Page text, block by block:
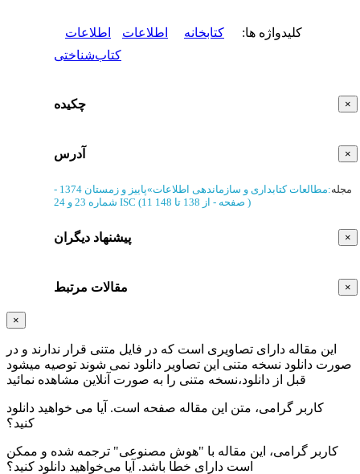
کلیدواژه ها: کتابخانه اطلاعات
اطلاعات
کتاب‌شناختی
× چکیده
× آدرس
مجله:مطالعات کتابداری و سازماندهی اطلاعات»
پاییز و زمستان 1374 -
شماره 23 و 24 ISC (‎11 صفحه - )
× پیشنهاد دیگران
× مقالات مرتبط
×
این مقاله دارای تصاویری است که در فایل متنی قرار ندارند و در
صورت دانلود نسخه متنی این تصاویر دانلود نمی شوند توصیه میشود
قبل از دانلود،نسخه متنی را به صورت آنلاین مشاهده نمائید
کاربر گرامی، متن این مقاله
صفحه است. آیا می خواهید دانلود
کنید؟
کاربر گرامی، این مقاله با "هوش مصنوعی" ترجمه شده و ممکن
است دارای خطا باشد. آیا می‌خواهید دانلود کنید؟